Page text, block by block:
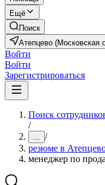
Ещё
Поиск
Атепцево (Московская
Войти
Войти
Зарегистрироваться
Поиск
/
... /
резюме в
менеджер по